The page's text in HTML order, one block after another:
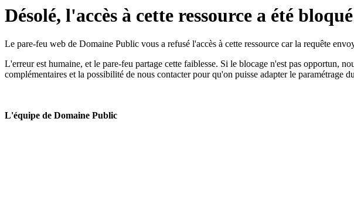
Désolé, l'accès à cette ressource a été bloqué
Le pare-feu web de Domaine Public vous a refusé l'accès à cette ressource car la requête
L'erreur est humaine, et le pare-feu partage cette faiblesse. Si le blocage n'est pas opportun,
complémentaires et la possibilité de nous contacter pour qu'on puisse adapter le paramétrage
L'équipe de Domaine Public